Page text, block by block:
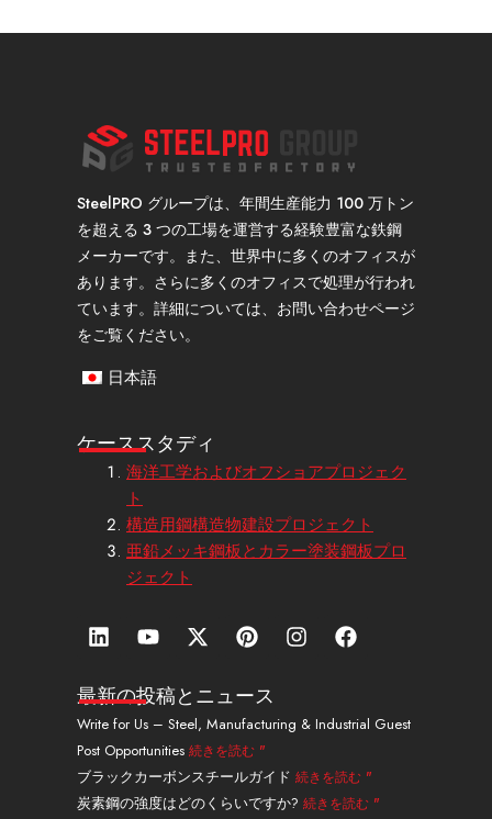
SteelPRO グループは、年間生産能力 100 万トン
を超える 3 つの工場を運営する経験豊富な鉄鋼
メーカーです。また、世界中に多くのオフィスが
あります。さらに多くのオフィスで処理が行われ
ています。詳細については、お問い合わせページ
をご覧ください。
日本語
ケーススタディ
海洋工学およびオフショアプロジェク
ト
構造用鋼構造物建設プロジェクト
亜鉛メッキ鋼板とカラー塗装鋼板プロ
ジェクト
リ
ン
ト
イ
ン
Y
o
t
u
b
e
エ
ッ
ス
・
ツ
イ
ッ
タ
ピ
ン
レ
ス
ト
イ
ン
グ
ラ
フ
ェ
ブ
ッ
最新の投稿とニュース
Write for Us – Steel, Manufacturing & Industrial Guest
Post Opportunities 続きを読む "
ブラックカーボンスチールガイド 続きを読む "
炭素鋼の強度はどのくらいですか? 続きを読む "